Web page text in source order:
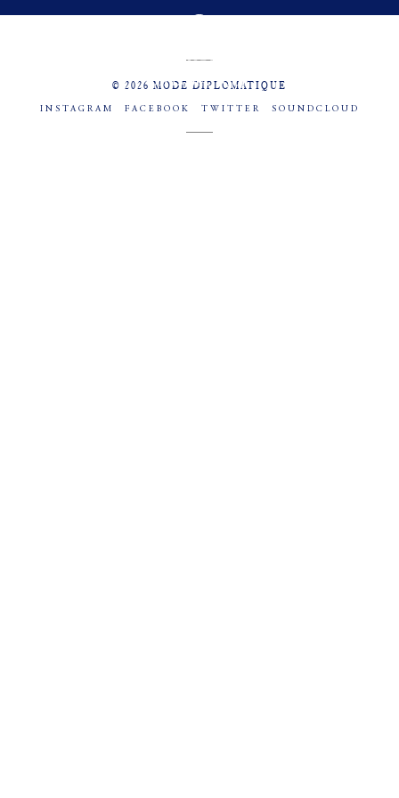
© 2026 MODE DIPLOMATIQUE
INSTAGRAM FACEBOOK TWITTER SOUNDCLOUD